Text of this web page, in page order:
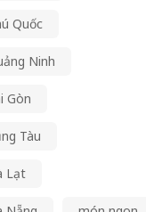
Quốc
Ninh
Gòn
Tàu
Lạt